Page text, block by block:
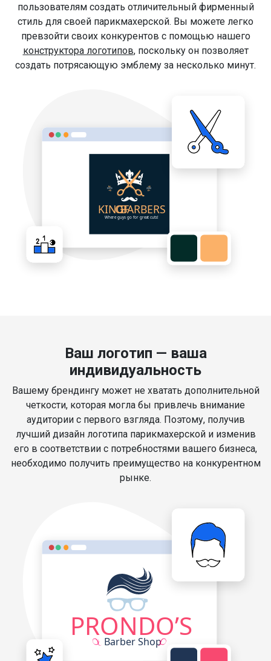
пользователям создать отличительный фирменный
стиль для своей парикмахерской. Вы можете легко
превзойти своих конкурентов с помощью нашего
конструктора логотипов, поскольку он позволяет
создать потрясающую эмблему за несколько минут.
Ваш логотип — ваша
индивидуальность
Вашему брендингу может не хватать дополнительной
четкости, которая могла бы привлечь внимание
аудитории с первого взгляда. Поэтому, получив
лучший дизайн логотипа парикмахерской и изменив
его в соответствии с потребностями вашего бизнеса,
необходимо получить преимущество на конкурентном
рынке.